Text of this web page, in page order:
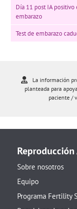
Día 11 post IA
embarazo
Test de embarazo
La información
planteada para
paciente /
Reproducción
Sobre nosotros
Equipo
Programa Fertility